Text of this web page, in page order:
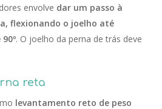
envolve dar um passo à
flexionando o joelho até
. O joelho da perna de trás deve
reta
levantamento reto de peso